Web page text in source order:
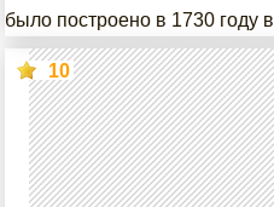
было построено в 1730 году
10